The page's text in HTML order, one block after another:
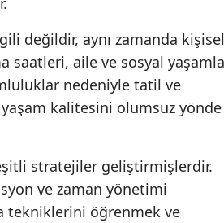
değildir, aynı zamanda kişisel
saatleri, aile ve sosyal yaşamla
nedeniyle tatil ve
yaşam kalitesini olumsuz yönde
stratejiler geliştirmişlerdir.
ve zaman yönetimi
tekniklerini öğrenmek ve